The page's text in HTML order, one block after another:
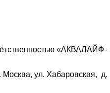
«АКВАЛАЙФ-
Москва, ул. Хабаровская, д.